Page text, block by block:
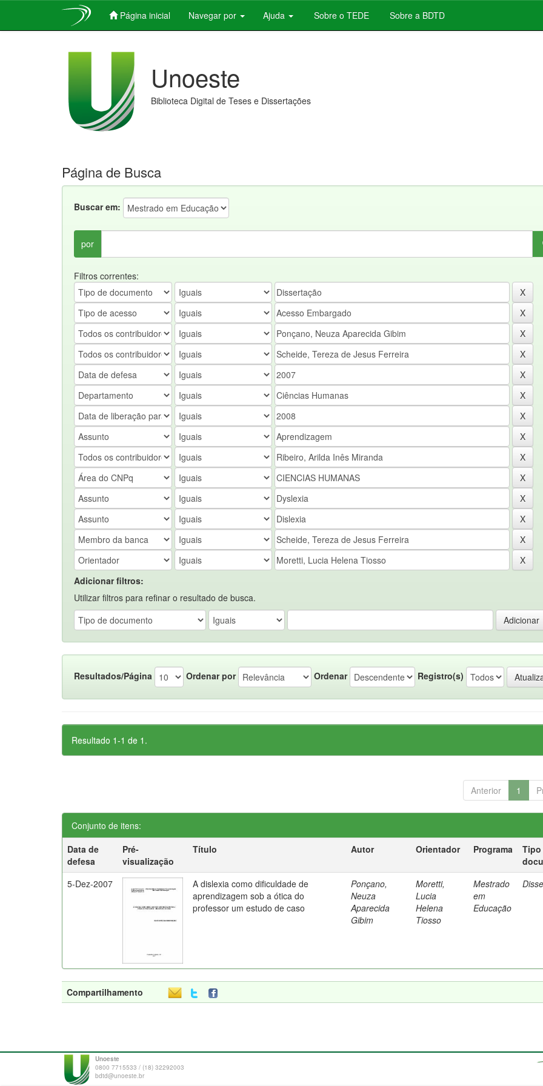
Página inicial Navegar por Ajuda Sobre o TEDE Sobre a BDTD
Unoeste
Biblioteca Digital de Teses e Dissertações
Página de Busca
Buscar em:
por
Filtros correntes:
Adicionar filtros:
Utilizar filtros para refinar o resultado de busca.
Resultados/Página Ordenar por Ordenar Registro(s)
Resultado 1-1 de 1.
Anterior 1
Conjunto de itens:
Data de
defesa
Pré-
visualização
Título Autor Orientador Programa
Tipo
5-Dez-2007
A dislexia como dificuldade de
aprendizagem sob a ótica do
professor um estudo de caso
Ponçano,
Neuza
Aparecida
Gibim
Moretti,
Lucia
Helena
Tiosso
Mestrado
em
Educação
Compartilhamento
Unoeste
0800 7715533 / (18) 32292003
bdtd@unoeste.br